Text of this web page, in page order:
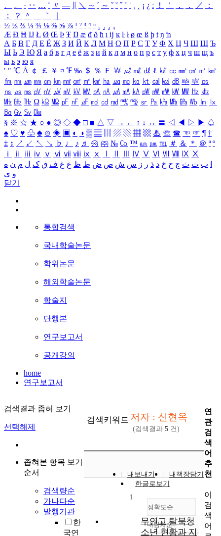
、
。 · ‥ … ¨ 〃 ― ＼ ∼ ´ ～ ˇ ˘ ˝ ˚ ˙ ¸ ¡ ¿ ː ！ ＇ ， ． ／
：
；
？ ＾ ｀
½ ⅓ ⅔ ¼ ¾ ⅛ ⅜ ⅝ ⅞ ¹ ² ³ ⁴ ⁿ ₁ ₂ ₃ ₄
Æ Ð Ħ Ĳ Ł Ø Œ Þ Ŧ Ŋ æ đ ð ħ ı ĳ ĸ ŀ ł ø œ ß þ ŧ ŋ ŉ
А Б В Г Д Е Ё Ж З И Й К Л М Н О П Р С Т У Ф Х Ц Ч Ш Щ Ъ
Ы Ь Э Ю Я а б в г д е ё ж з и й к л м н о п р с т у ф х ц ч ш щ ъ
ы ь э ю я
′ ″ ℃ Å ￠ ￡ ￥ ¤ ℉ ‰ ＄ ％ Ｆ ￦ ㎕ ㎖ ㎗ ℓ ㎘ ㏄ ㎣ ㎤ ㎥ ㎦
㎙ ㎚ ㎛ ㎜ ㎝ ㎞ ㎟ ㎠ ㎡ ㎢ ㏊ ㎍ ㎎ ㎏ ㏏ ㎈ ㎉ ㏈ ㎧ ㎨ ㎰
㎱ ㎲ ㎳ ㎴ ㎵ ㎶ ㎷ ㎸ ㎹ ㎀ ㎁ ㎂ ㎃ ㎄ ㎺ ㎻ ㎽ ㎾ ㎿ ㎐ ㎑
㎒ ㎓ ㎔ Ω ㏀ ㏁ ㎊ ㎋ ㎌ ㏖ ㏅ ㎭ ㎮ ㎯ ㏛ ㎩ ㎪ ㎫ ㎬ ㏝ ㏐
㏓
㏃ ㏉ ㏜ ㏆
§ ※ ☆ ★ ○ ● ◎ ◇ ◆ □ ■ △ ▽ → ← ↑ ↓ ↔ 〓 ◁ ◀ ▷ ▶ ♤
♠ ♡ ♥ ♧ ♣ ⊙ ◈ ▣ ◐ ◑ ▒ ▤ ▨ ▧ ▦ ▩ ♨ ☏ ☎ ☜ ☞ ¶ †
‡ ↕ ↗ ↙ ↖ ↘ ♭ ♩ ♪ ♬ ㉿ ㈜ № ㏇ ™ ㏂ ㏘ ℡ ＃ ＆ ＊ ＠ ª º
ⅰ
ⅱ ⅲ ⅳ ⅴ ⅵ ⅶ ⅷ ⅸ ⅹ Ⅳ Ⅴ Ⅵ Ⅶ Ⅷ Ⅸ Ⅹ
ب ت ث ج ح خ د ذ ر ز س ش ص ض ط ظ ع غ ف ق ک ل م ن ه
و ی
닫기
통합검색
국내학술논문
학위논문
해외학술논문
학술지
단행본
연구보고서
공개강의
home
연구보고서
검색결과 좁혀 보기
선택해제
좁혀본 항목 보기
순서
검색량순
가나다순
발행기관
한
국연
검색키워드 저자 : 신현옥
(검색결과 5 건)
내보내기
내책장담기
한글로보기
정확도순
정확도
내림차순
1
무연고 탈북청
소년 현황과 지
연
관
검
색
어
추
천
이
검
색
어